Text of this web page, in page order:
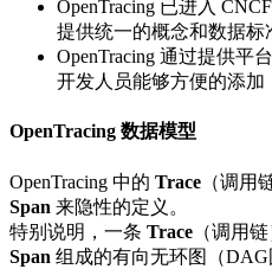
OpenTracing 已进入
提供统一的概念和数据标
OpenTracing 通过提供平
开发人员能够方便的添加
OpenTracing 数据模型
OpenTracing 中的 Trace （调用
Span 来隐性的定义。
特别说明，一条 Trace （调用
Span 组成的有向无环图（DAG